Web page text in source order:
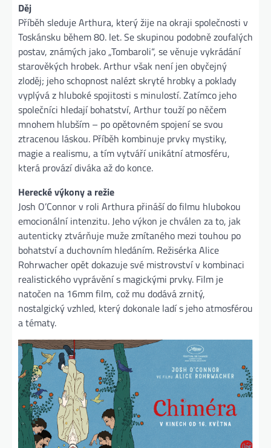
Děj
Příběh sleduje Arthura, který žije na okraji společnosti v
Toskánsku během 80. let. Se skupinou podobně zoufalých
postav, známých jako „Tombaroli“, se věnuje vykrádání
starověkých hrobek. Arthur však není jen obyčejný
zloděj; jeho schopnost nalézt skryté hrobky a poklady
vyplývá z hluboké spojitosti s minulostí. Zatímco jeho
společníci hledají bohatství, Arthur touží po něčem
mnohem hlubším – po opětovném spojení se svou
ztracenou láskou. Příběh kombinuje prvky mystiky,
magie a realismu, a tím vytváří unikátní atmosféru,
která provází diváka až do konce.
Herecké výkony a režie
Josh O’Connor v roli Arthura přináší do filmu hlubokou
emocionální intenzitu. Jeho výkon je chválen za to, jak
autenticky ztvárňuje muže zmítaného mezi touhou po
bohatství a duchovním hledáním. Režisérka Alice
Rohrwacher opět dokazuje své mistrovství v kombinaci
realistického vyprávění s magickými prvky. Film je
natočen na 16mm film, což mu dodává zrnitý,
nostalgický vzhled, který dokonale ladí s jeho atmosférou
a tématy.